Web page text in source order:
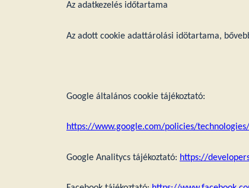
Az adatkezelés időtartama
Az adott cookie adattárolási idötartama,
Google általános cookie tájékoztató:
https://www.google.com/policies/
Google Analitycs tájékoztató: https://